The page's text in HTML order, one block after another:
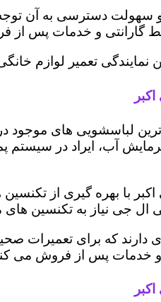
دسترسی به آن توجه
و خدمات پس از
نمایندگی تعمیر لوازم
لباسشویی های موجود
آب، ایراد در
با بهره گیری از
ال جی نیاز به تکنسین
دارند که برای تعمیرات
خدمات پس از فروش می کند